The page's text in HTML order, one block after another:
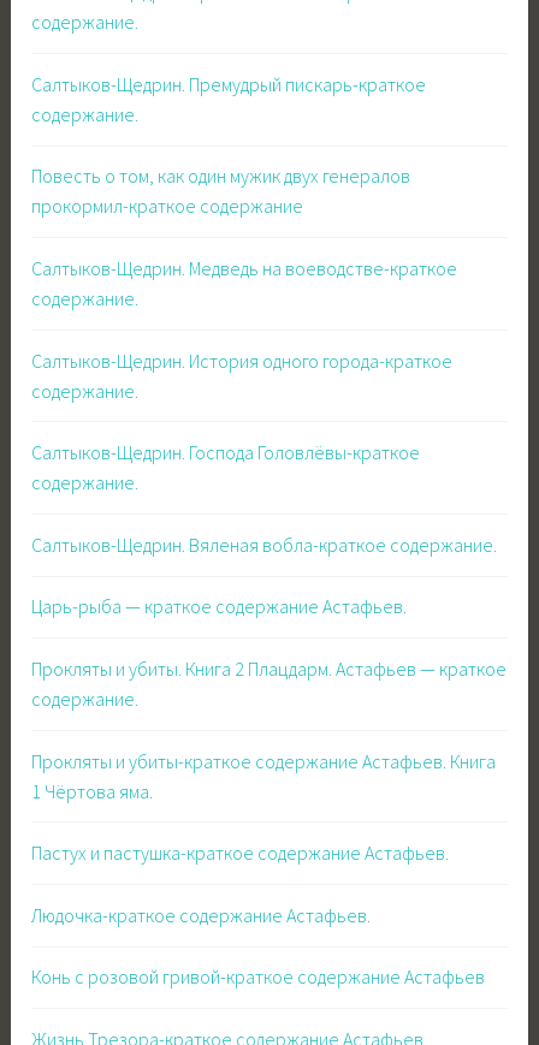
содержание.
Салтыков-Щедрин. Премудрый пискарь-краткое
содержание.
Повесть о том, как один мужик двух генералов
прокормил-краткое содержание
Салтыков-Щедрин. Медведь на воеводстве-краткое
содержание.
Салтыков-Щедрин. История одного города-краткое
содержание.
Салтыков-Щедрин. Господа Головлёвы-краткое
содержание.
Салтыков-Щедрин. Вяленая вобла-краткое содержание.
Царь-рыба — краткое содержание Астафьев.
Прокляты и убиты. Книга 2 Плацдарм. Астафьев — краткое
содержание.
Прокляты и убиты-краткое содержание Астафьев. Книга
1 Чёртова яма.
Пастух и пастушка-краткое содержание Астафьев.
Людочка-краткое содержание Астафьев.
Конь с розовой гривой-краткое содержание Астафьев
Жизнь Трезора-краткое содержание Астафьев